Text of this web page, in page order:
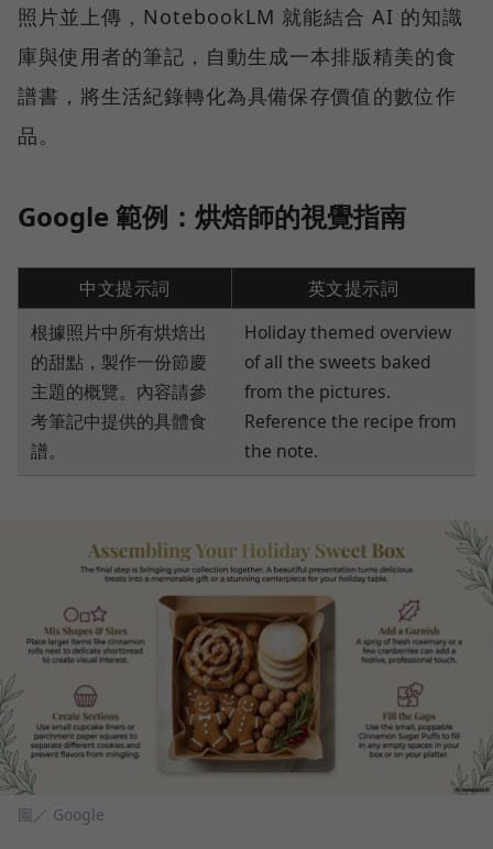
照片並上傳，NotebookLM 就能結合 AI 的知識
庫與使用者的筆記，自動生成一本排版精美的食
譜書，將生活紀錄轉化為具備保存價值的數位作
品。
Google 範例：烘焙師的視覺指南
中文提示詞
英文提示詞
根據照片中所有烘焙出
的甜點，製作一份節慶
主題的概覽。內容請參
考筆記中提供的具體食
譜。
Holiday themed overview
of all the sweets baked
from the pictures.
Reference the recipe from
the note.
圖／ Google